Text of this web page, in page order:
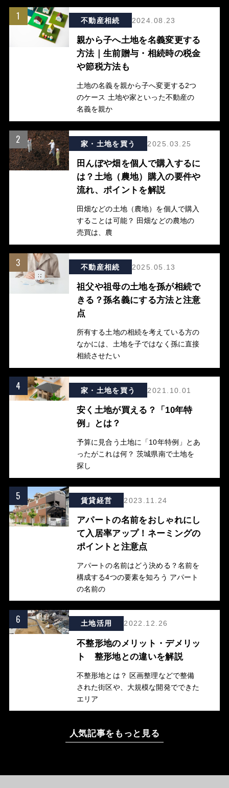
1 不動産相続 2024.08.23
親から子へ土地を名義変更する
方法｜生前贈与・相続時の税金
や節税方法も
土地の名義を親から子へ変更する2つ
のケース 土地や家といった不動産の
名義を親か
2 家・土地を買う 2025.03.25
田んぼや畑を個人で購入するに
は？土地（農地）購入の要件や
流れ、ポイントを解説
田畑などの土地（農地）を個人で購入
することは可能？ 田畑などの農地の
売買は、農
3 不動産相続 2025.05.13
祖父や祖母の土地を孫が相続で
きる？孫名義にする方法と注意
点
所有する土地の相続を考えている方の
なかには、土地を子ではなく孫に直接
相続させたい
4 家・土地を買う 2021.10.01
安く土地が買える？「10年特
例」とは？
予算に見合う土地に「10年特例」とあ
ったがこれは何？ 茨城県南で土地を
探し
5 賃貸経営 2023.11.24
アパートの名前をおしゃれにし
て入居率アップ！ネーミングの
ポイントと注意点
アパートの名前はどう決める？名前を
構成する4つの要素を知ろう アパート
の名前の
6 土地活用 2022.12.26
不整形地のメリット・デメリッ
ト 整形地との違いを解説
不整形地とは？ 区画整理などで整備
された街区や、大規模な開発でできた
エリア
人気記事をもっと見る